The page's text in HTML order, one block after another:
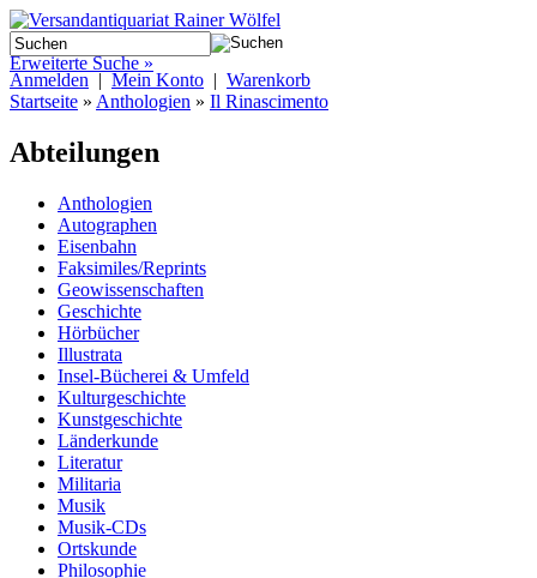
Erweiterte Suche »
Anmelden | Mein Konto | Warenkorb
Startseite » Anthologien » Il Rinascimento
Abteilungen
Anthologien
Autographen
Eisenbahn
Faksimiles/Reprints
Geowissenschaften
Geschichte
Hörbücher
Illustrata
Insel-Bücherei & Umfeld
Kulturgeschichte
Kunstgeschichte
Länderkunde
Literatur
Militaria
Musik
Musik-CDs
Ortskunde
Philosophie